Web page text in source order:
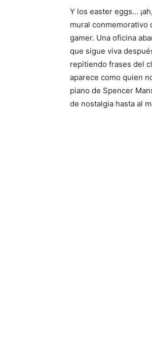
Y los easter eggs…
mural conmemorativo
gamer. Una oficina
que sigue viva
repitiendo frases del
aparece como quien
piano de Spencer
de nostalgia hasta al